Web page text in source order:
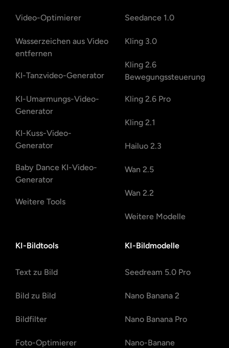
Video-Optimierer
Wasserzeichen aus Video
entfernen
KI-Tanzvideo-Generator
KI-Umarmungs-Video-
Generator
KI-Kuss-Video-
Generator
Baby Dance KI-Video-
Generator
Weitere Tools
Seedance 1.0
Kling 3.0
Kling 2.6
Bewegungssteuerung
Kling 2.6 Pro
Kling 2.1
Hailuo 2.3
Wan 2.5
Wan 2.2
Weitere Modelle
KI-Bildtools
Text zu Bild
Bild zu Bild
Bildfilter
Foto-Optimierer
KI-Bildmodelle
Seedream 5.0 Pro
Nano Banana 2
Nano Banana Pro
Nano-Banane